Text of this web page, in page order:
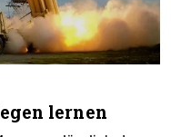
lernen